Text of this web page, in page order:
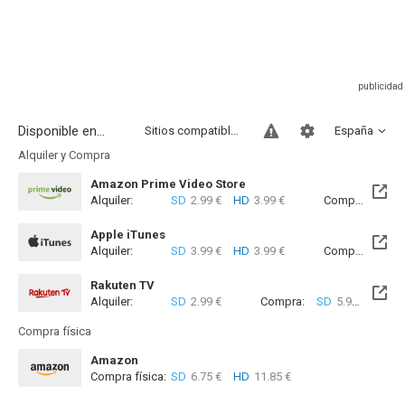
Disponible en... España
Sitios compatibles
Alquiler y Compra
Amazon Prime Video Store
Alquiler:
SD 2.99 € HD 3.99 € Compra: SD
Apple iTunes
Alquiler:
SD 3.99 € HD 3.99 € Compra: SD
Rakuten TV
Alquiler:
SD 2.99 € Compra: SD 5.99 €
Compra física
Amazon
Compra física: SD 6.75 € HD 11.85 €